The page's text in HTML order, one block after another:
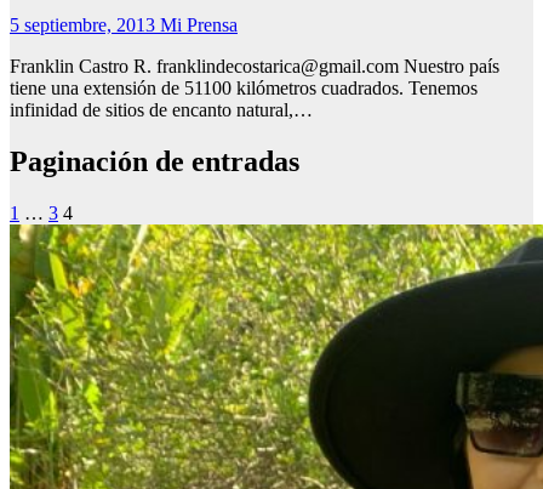
5 septiembre, 2013 Mi Prensa
Franklin Castro R. franklindecostarica@gmail.com Nuestro país
tiene una extensión de 51100 kilómetros cuadrados. Tenemos
infinidad de sitios de encanto natural,…
Paginación de entradas
1 … 3 4